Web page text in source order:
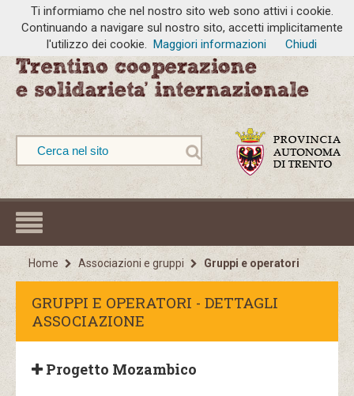
Home Associazioni e gruppi Gruppi e operatori
GRUPPI E OPERATORI - DETTAGLI
ASSOCIAZIONE
Progetto Mozambico
Ti informiamo che nel nostro sito web sono attivi i cookie.
Continuando a navigare sul nostro sito, accetti implicitamente
l'utilizzo dei cookie. Maggiori informazioni Chiudi